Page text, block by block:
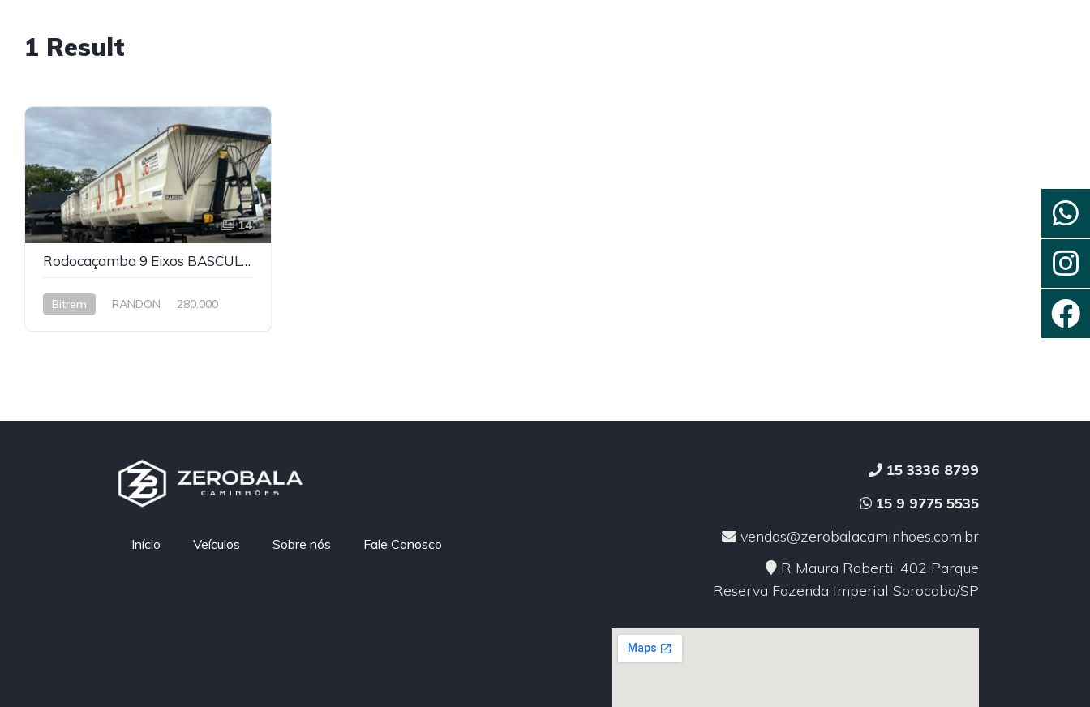
1 Result
14
Rodocaçamba 9 Eixos BASCULANTE 2023
Bitrem RANDON 280.000
Início Veículos Sobre nós Fale Conosco
15 3336 8799
15 9 9775 5535
vendas@zerobalacaminhoes.com.br
R Maura Roberti, 402 Parque
Reserva Fazenda Imperial Sorocaba/SP